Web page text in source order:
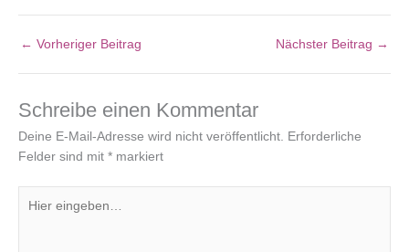
← Vorheriger Beitrag Nächster Beitrag →
Schreibe einen Kommentar
Deine E-Mail-Adresse wird nicht veröffentlicht. Erforderliche
Felder sind mit * markiert
eingeben…